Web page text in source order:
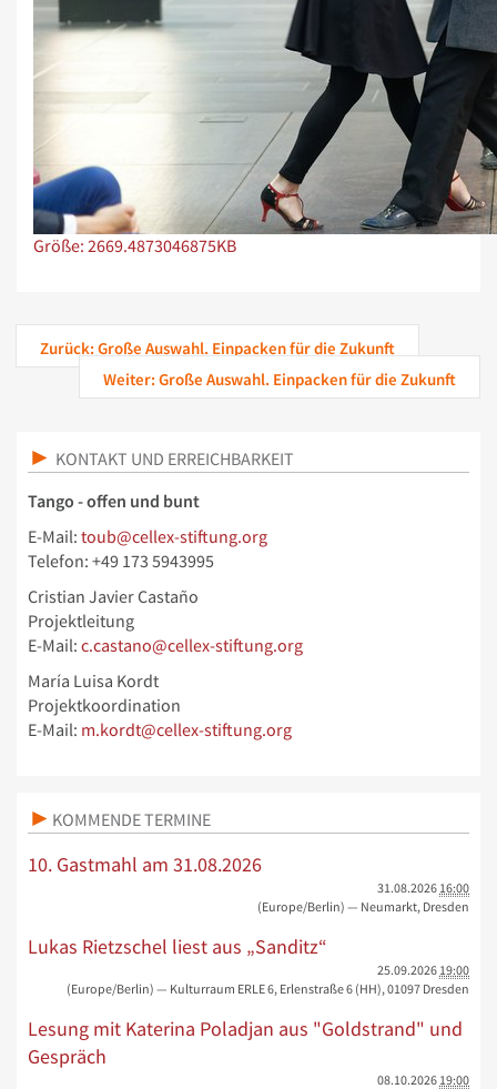
Zeige Bild in voller Größe…
Größe: 2669.4873046875KB
Zurück: Große Auswahl. Einpacken für die Zukunft
Weiter: Große Auswahl. Einpacken für die Zukunft
KONTAKT UND ERREICHBARKEIT
Tango - offen und bunt
E-Mail: toub@cellex-stiftung.org
Telefon: +49 173 5943995
Cristian Javier Castaño
Projektleitung
E-Mail: c.castano@cellex-stiftung.org
María Luisa Kordt
Projektkoordination
E-Mail: m.kordt@cellex-stiftung.org
KOMMENDE TERMINE
10. Gastmahl am 31.08.2026
31.08.2026 16:00
(Europe/Berlin) — Neumarkt, Dresden
Lukas Rietzschel liest aus „Sanditz“
25.09.2026 19:00
(Europe/Berlin) — Kulturraum ERLE 6, Erlenstraße 6 (HH), 01097 Dresden
Lesung mit Katerina Poladjan aus "Goldstrand" und
Gespräch
08.10.2026 19:00